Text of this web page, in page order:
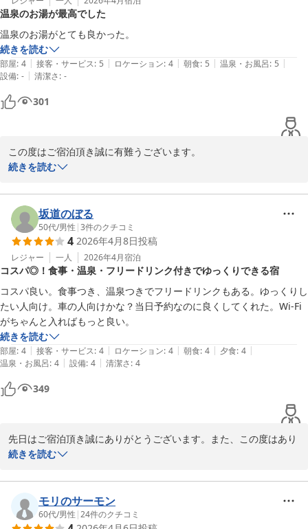
別府温泉 和モダン湯宿 ゆとりろ別府
2026-03-21
温泉のお湯が最高でした
温泉のお湯がとても良かった。
続きを読む
部屋: 4 | 接客・サービス: 5 | ロケーション: 4 | 朝食: 5 | 温泉・お風呂: 5 |
設備: - | 清潔さ: -
301
この度はご宿泊頂き誠に有難うございます。
お風呂にもご満足頂けたようでありがとうございます。
て頂き、スタッフ一同安堵しております。
これからもより良いサービスをご提供できますよう一同精進して参
ります。
皆様のまたのお帰りを心よりお待ち申し上げております。
ゆとりろ別府　橋口
別府温泉 和モダン湯宿 ゆとりろ別府
2026-04-18
続きを読む
坂道のぼる
50代/男性 |3件のクチコミ
4 2026年4月8日投稿
レジャー 一人 2026年4月宿泊
コスパ◎！食事・温泉・フリードリンク付きでゆっくりできる宿
コスパ良い。食事つき、温泉つきでフリードリンクもある。ゆっくりし
たい人向け。車の人向けかな？当日予約なのに良くしてくれた。Wi-Fi
がちゃんと入ればもっと良い。
続きを読む
部屋: 4 | 接客・サービス: 4 | ロケーション: 4 | 朝食: 4 | 夕食: 4 |
温泉・お風呂: 4 | 設備: 4 | 清潔さ: 4
349
先日はご宿泊頂き誠にありがとうございます。また、この度はあり
がたい評価を賜り恐縮でございます。
りでございます。
この度のご滞在が快適なものとなったようで、大変嬉しく拝読させ
て頂戴しました。
続きを読む
モリのサーモン
60代/男性 |24件のクチコミ